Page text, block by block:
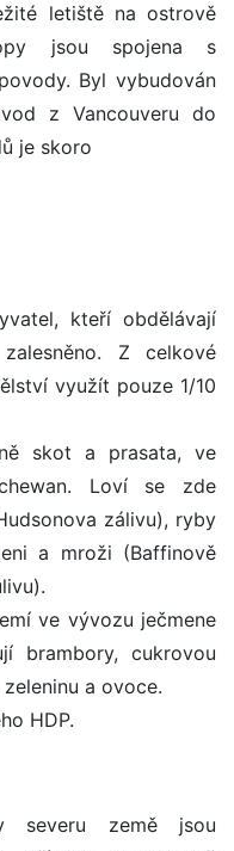
letiště na ostrově
jsou spojena s
Byl vybudován
z Vancouveru do
je skoro
kteří obdělávají
Z celkové
využít pouze 1/10
skot a prasata, ve
Loví se zde
zálivu), ryby
a mroži (Baffinově
ve vývozu ječmene
brambory, cukrovou
a ovoce.
HDP.
severu země jsou